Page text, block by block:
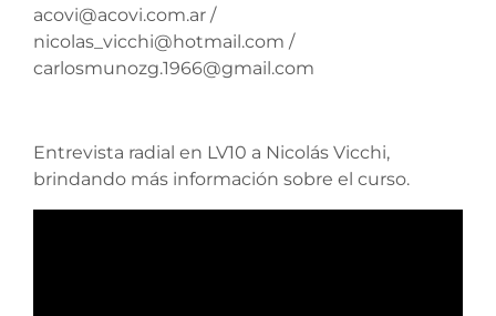
acovi@acovi.com.ar /
nicolas_vicchi@hotmail.com /
carlosmunozg.1966@gmail.com
Entrevista radial en LV10 a Nicolás Vicchi,
brindando más información sobre el curso.